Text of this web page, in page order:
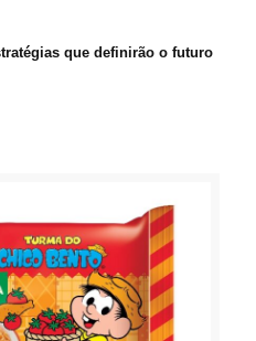
que definirão o futuro